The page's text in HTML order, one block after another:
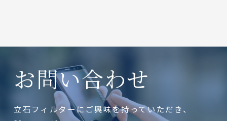
お問い合わせ
立石フィルターにご興味を持っていただき、